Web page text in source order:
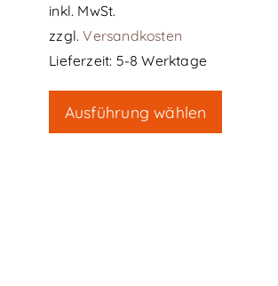
inkl. MwSt.
zzgl.Versandkosten
Lieferzeit: 5-8 Werktage
Ausführung wählen